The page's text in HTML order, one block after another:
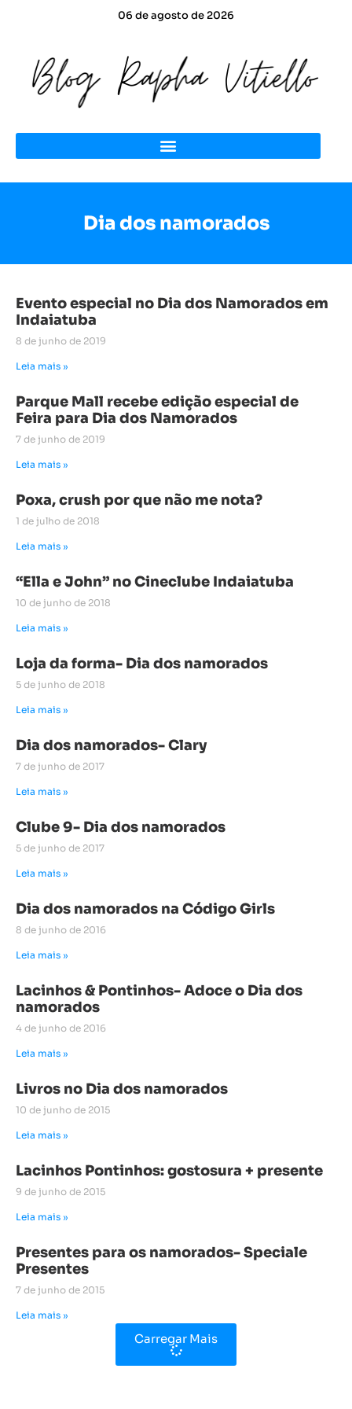
06 de agosto de 2026
Dia dos namorados
Evento especial no Dia dos Namorados em
Indaiatuba
8 de junho de 2019
Leia mais »
Parque Mall recebe edição especial de
Feira para Dia dos Namorados
7 de junho de 2019
Leia mais »
Poxa, crush por que não me nota?
1 de julho de 2018
Leia mais »
“Ella e John” no Cineclube Indaiatuba
10 de junho de 2018
Leia mais »
Loja da forma- Dia dos namorados
5 de junho de 2018
Leia mais »
Dia dos namorados- Clary
7 de junho de 2017
Leia mais »
Clube 9- Dia dos namorados
5 de junho de 2017
Leia mais »
Dia dos namorados na Código Girls
8 de junho de 2016
Leia mais »
Lacinhos & Pontinhos- Adoce o Dia dos
namorados
4 de junho de 2016
Leia mais »
Livros no Dia dos namorados
10 de junho de 2015
Leia mais »
Lacinhos Pontinhos: gostosura + presente
9 de junho de 2015
Leia mais »
Presentes para os namorados- Speciale
Presentes
7 de junho de 2015
Leia mais »
Carregar Mais